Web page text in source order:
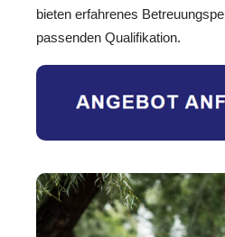
bieten erfahrenes
passenden Qualifikation.